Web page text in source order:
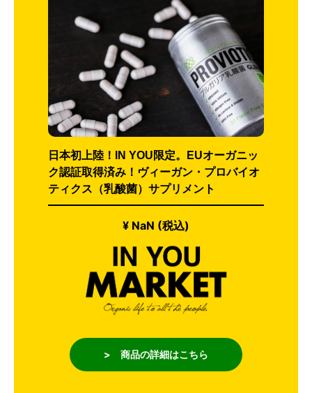
日本初上陸！IN YOU限定。EUオーガニッ
ク認証取得済み！ヴィーガン・プロバイオ
ティクス（乳酸菌）サプリメント
¥ NaN (税込)
> 商品の詳細はこちら